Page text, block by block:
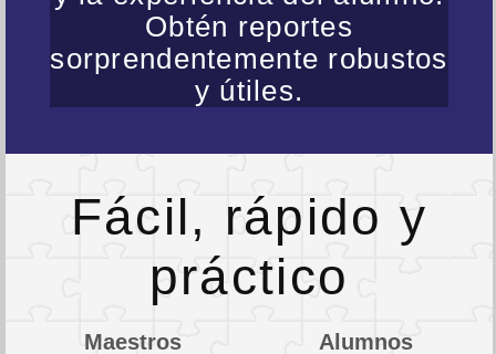
Obtén reportes
sorprendentemente robustos
y útiles.
Fácil, rápido y
práctico
Maestros Alumnos